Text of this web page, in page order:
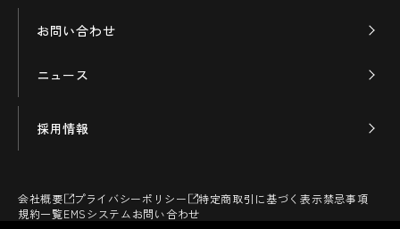
お問い合わせ
ニュース
採用情報
会社概要 プライバシーポリシー 特定商取引に基づく表示禁忌事項
規約一覧EMSシステムお問い合わせ